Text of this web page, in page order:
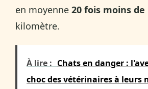
en moyenne 20 fois moins de
kilomètre.
À lire : Chats en danger :
choc des vétérinaires à leurs